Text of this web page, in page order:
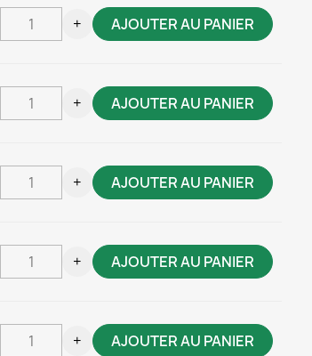
+ AJOUTER AU PANIER
+ AJOUTER AU PANIER
+ AJOUTER AU PANIER
+ AJOUTER AU PANIER
+ AJOUTER AU PANIER